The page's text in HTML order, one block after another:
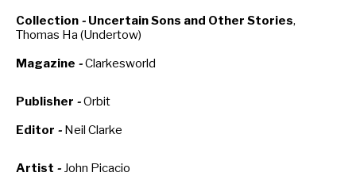
DÉBAT
EMISSION
AUTEURS&ÉDITEURS
LES PARUTIONS/SORTIES
Collection - Uncertain Sons and Other Stories,
Thomas Ha (Undertow)
Magazine -Clarkesworld
Publisher -Orbit
Editor - Neil Clarke
Artist - John Picacio